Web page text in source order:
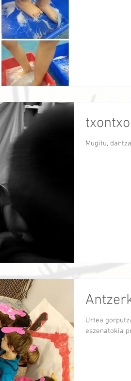
Mugitu,
Urtea
eszenatokia